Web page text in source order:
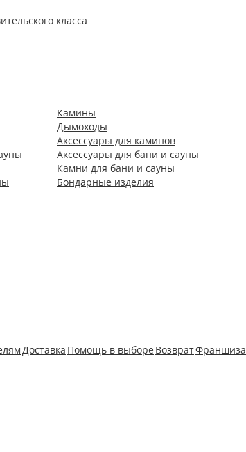
класса
Камины
Дымоходы
Аксессуары для каминов
Аксессуары для бани и сауны
Камни для бани и сауны
Бондарные изделия
Доставка Помощь в выборе ВозвратФраншиза